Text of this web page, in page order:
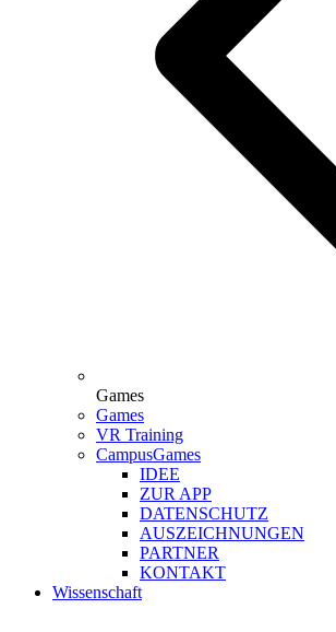
Games
Games
VR Training
CampusGames
IDEE
ZUR APP
DATENSCHUTZ
AUSZEICHNUNGEN
PARTNER
KONTAKT
Wissenschaft